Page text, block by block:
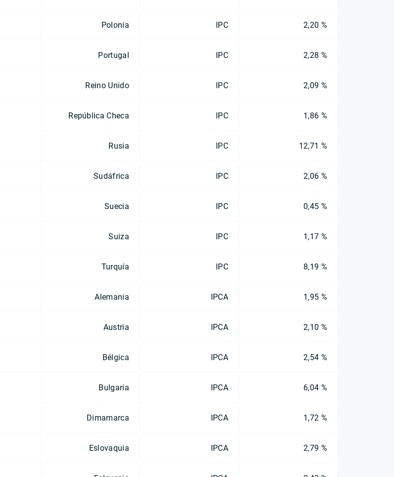
Polonia IPC 2,20 %
Portugal IPC 2,28 %
Reino Unido IPC 2,09 %
República Checa IPC 1,86 %
Rusia IPC 12,71 %
Sudáfrica IPC 2,06 %
Suecia IPC 0,45 %
Suiza IPC 1,17 %
Turquía IPC 8,19 %
Alemania IPCA 1,95 %
Austria IPCA 2,10 %
Bélgica IPCA 2,54 %
Bulgaria IPCA 6,04 %
Dimamarca IPCA 1,72 %
Eslovaquia IPCA 2,79 %